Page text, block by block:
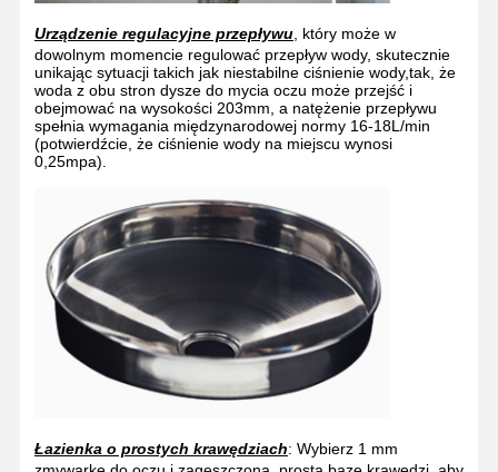
Kontrola
Jakości
Skontaktuj
Się Z Nami
Wiadomości Sprawy
Rozmawiaj
Teraz.
Nagły prysznic i myj oczy
Płyn do przemywania oczu wodą hartowaną
Stacja do mycia oczu na ścianie
Urządzenie regulacyjne przepływu, który może w
dowolnym momencie regulować przepływ wody, skutecznie
unikając sytuacji takich jak niestabilne ciśnienie wody,tak, że
woda z obu stron dysze do mycia oczu może przejść i
obejmować na wysokości 203mm, a natężenie przepływu
spełnia wymagania międzynarodowej normy 16-18L/min
(potwierdźcie, że ciśnienie wody na miejscu wynosi
0,25mpa).
Łazienka o prostych krawędziach: Wybierz 1 mm